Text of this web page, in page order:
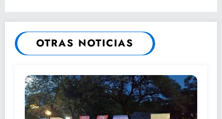
OTRAS NOTICIAS